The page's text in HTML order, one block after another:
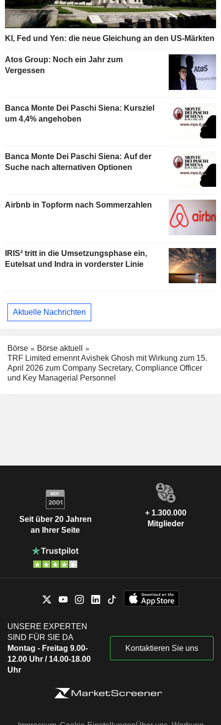
KI, Fed und Yen: die neue Gleichung an den US-Märkten
Atos Group: Noch ein Jahr zum
Vergessen
Banca Monte Dei Paschi Siena: Kursziel
um 4,4% angehoben
Banca Monte Dei Paschi Siena: Auf der
Suche nach alternativen Optionen
Airbnb in Topform nach Sommerzahlen
IRIS² tritt in die Umsetzungsphase ein,
Eutelsat und Indra in vorderster Linie
Aktuelle Nachrichten
Börse
Börse aktuell
TRF Limited ernennt Avishek Ghosh mit Wirkung zum 15.
April 2026 zum Company Secretary, Compliance Officer
und Key Managerial Personnel
Seit über 20 Jahren
an Ihrer Seite
+ 1.300.000
Mitglieder
UNSERE EXPERTEN
SIND FÜR SIE DA
Montag - Freitag 9.00-
12.00 Uhr / 14.00-18.00
Uhr
Kontaktieren Sie uns